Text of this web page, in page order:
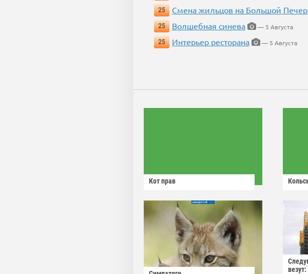
25
Смена жильцов на Большой
25
Волшебная синева
— 5 Августа
25
Интерьер ресторана — 5 Августа
Кот прав